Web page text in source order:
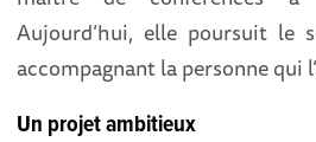
Aujourd’hui, elle poursuit le
accompagnant la personne qui
Un projet ambitieux